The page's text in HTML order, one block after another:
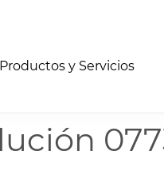
Productos y Servicios